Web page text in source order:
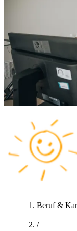
Beruf &
/